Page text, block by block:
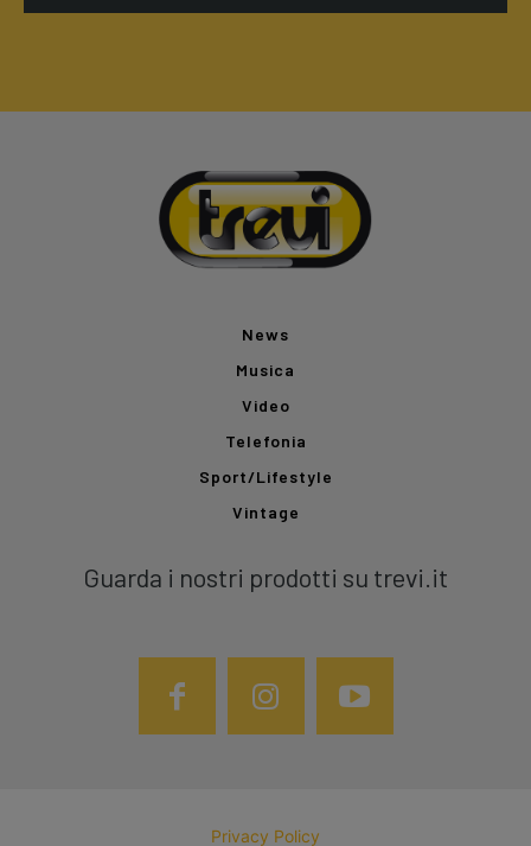
News
Musica
Video
Telefonia
Sport/Lifestyle
Vintage
Guarda i nostri prodotti su trevi.it
Privacy Policy